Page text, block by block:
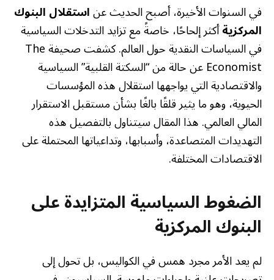
في السنوات الأخيرة، أصبح الحديث عناستقلال البنوك
المركزيةأكثر إلحاحًا، خاصةً مع تزايد التدخلات السياسية
في السياسات النقدية حول العالم. كشفت صحيفة The
Economist عن حالة من “السكتة القلبية” السياسية
والاقتصادية التي يواجهها استقلال هذه المؤسسات
الحيوية، وهو ما يثير قلقًا بالغًا بشأن مستقبل الاستقرار
المالي العالمي. هذا المقال سيتناول بالتفصيل هذه
التهديدات المتصاعدة، وأسبابها، وتداعياتها المحتملة على
الاقتصادات المختلفة.
الضغوط السياسية المتزايدة على
البنوك المركزية
لم يعد الأمر مجرد همس في الكواليس، بل تحول إلى